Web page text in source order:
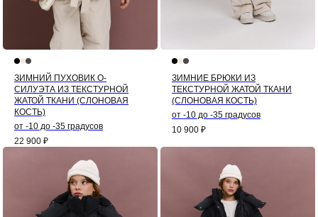
ЗИМНИЙ ПУХОВИК О-
СИЛУЭТА ИЗ ТЕКСТУРНОЙ
ЖАТОЙ ТКАНИ (СЛОНОВАЯ
КОСТЬ)
от -10 до -35 градусов
22 900 ₽
ЗИМНИЕ БРЮКИ ИЗ
ТЕКСТУРНОЙ ЖАТОЙ ТКАНИ
(СЛОНОВАЯ КОСТЬ)
от -10 до -35 градусов
10 900 ₽